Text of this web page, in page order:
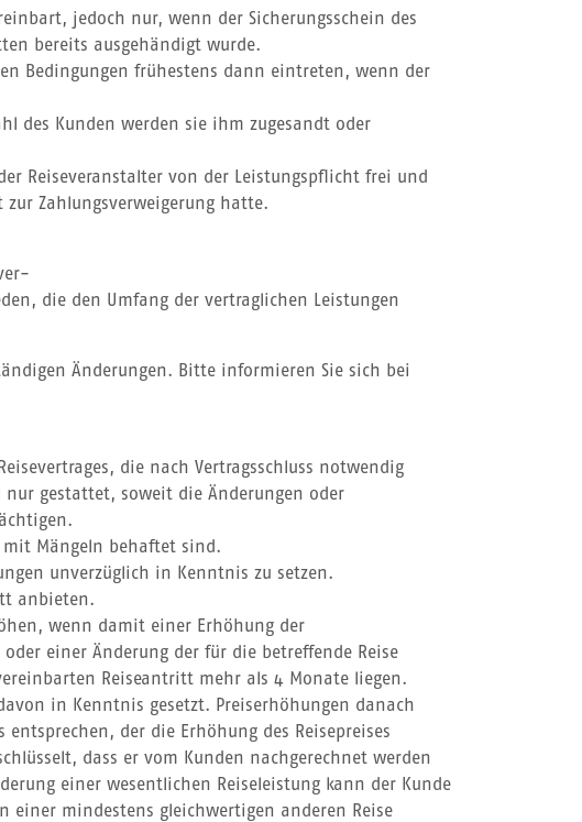
jedoch nur, wenn der Sicherungsschein des
bereits ausgehändigt wurde.
Bedingungen frühestens dann eintreten, wenn der
des Kunden werden sie ihm zugesandt oder
Reiseveranstalter von der Leistungspflicht frei und
Zahlungsverweigerung hatte.
die den Umfang der vertraglichen Leistungen
Änderungen. Bitte informieren Sie sich bei
die nach Vertragsschluss notwendig
gestattet, soweit die Änderungen oder
mit Mängeln behaftet sind.
unverzüglich in Kenntnis zu setzen.
anbieten.
wenn damit einer Erhöhung der
einer Änderung der für die betreffende Reise
Reiseantritt mehr als 4 Monate liegen.
in Kenntnis gesetzt. Preiserhöhungen danach
der die Erhöhung des Reisepreises
dass er vom Kunden nachgerechnet werden
einer wesentlichen Reiseleistung kann der Kunde
einer mindestens gleichwertigen anderen Reise